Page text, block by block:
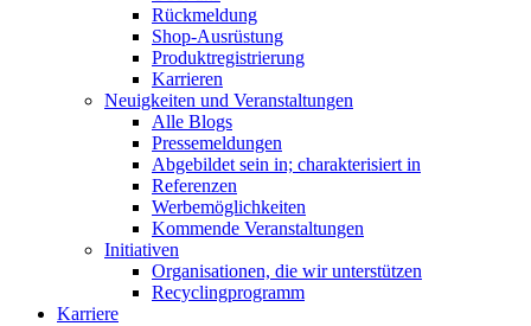
Rückmeldung
Shop-Ausrüstung
Produktregistrierung
Karrieren
Neuigkeiten und Veranstaltungen
Alle Blogs
Pressemeldungen
Abgebildet sein in; charakterisiert in
Referenzen
Werbemöglichkeiten
Kommende Veranstaltungen
Initiativen
Organisationen, die wir unterstützen
Recyclingprogramm
Karriere